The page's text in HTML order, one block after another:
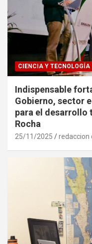
CIENCIA Y TECNOLOGÍA
Indispensable
Gobierno, sector
para el desarrollo
Rocha
25/11/2025 redaccion